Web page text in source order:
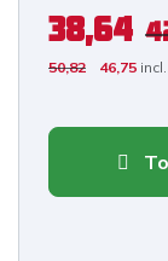
38,64
50,82 46,75